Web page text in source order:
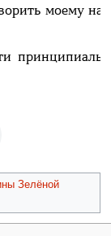
моему
Зелёной